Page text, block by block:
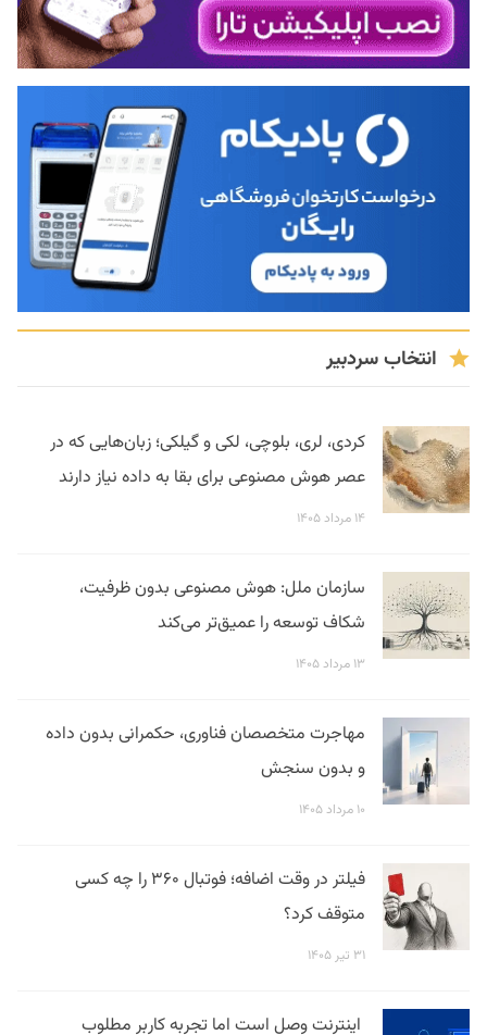
انتخاب سردبیر
کردی، لری، بلوچی، لکی و گیلکی؛ زبان‌هایی که در
عصر هوش مصنوعی برای بقا به داده نیاز دارند
۱۴ مرداد ۱۴۰۵
سازمان ملل: هوش مصنوعی بدون ظرفیت،
شکاف توسعه را عمیق‌تر می‌کند
۱۳ مرداد ۱۴۰۵
مهاجرت متخصصان فناوری، حکمرانی بدون داده
و بدون سنجش
۱۰ مرداد ۱۴۰۵
فیلتر در وقت اضافه؛ فوتبال ۳۶۰ را چه کسی
متوقف کرد؟
۳۱ تیر ۱۴۰۵
اینترنت وصل است اما تجربه کاربر مطلوب